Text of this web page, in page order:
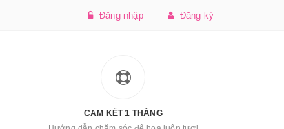
Đăng nhập Đăng ký
CAM KẾT 1 THÁNG